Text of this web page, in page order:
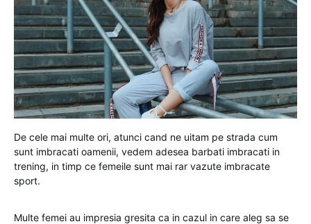
De cele mai multe ori, atunci cand ne uitam pe strada cum
sunt imbracati oamenii, vedem adesea barbati imbracati in
trening, in timp ce femeile sunt mai rar vazute imbracate
sport.
Multe femei au impresia gresita ca in cazul in care aleg sa se